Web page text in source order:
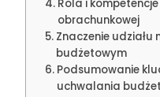
Rola i
obrachunkowej
Znaczenie udziału
budżetowym
Podsumowanie
uchwalania